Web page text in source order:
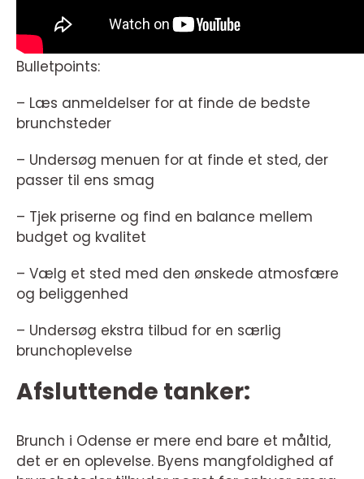
Bulletpoints:
– Læs anmeldelser for at finde de bedste
brunchsteder
– Undersøg menuen for at finde et sted, der
passer til ens smag
– Tjek priserne og find en balance mellem
budget og kvalitet
– Vælg et sted med den ønskede atmosfære
og beliggenhed
– Undersøg ekstra tilbud for en særlig
brunchoplevelse
Afsluttende tanker:
Brunch i Odense er mere end bare et måltid,
det er en oplevelse. Byens mangfoldighed af